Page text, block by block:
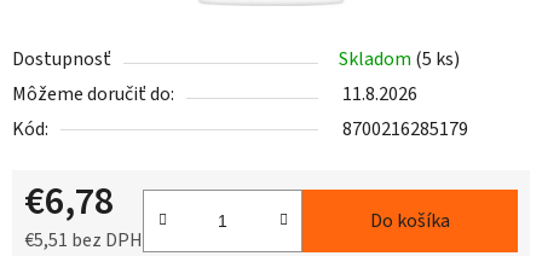
Dostupnosť Skladom (5 ks)
Môžeme doručiť do:
11.8.2026
Kód:
8700216285179
€6,78
€5,51 bez DPH
Do košíka